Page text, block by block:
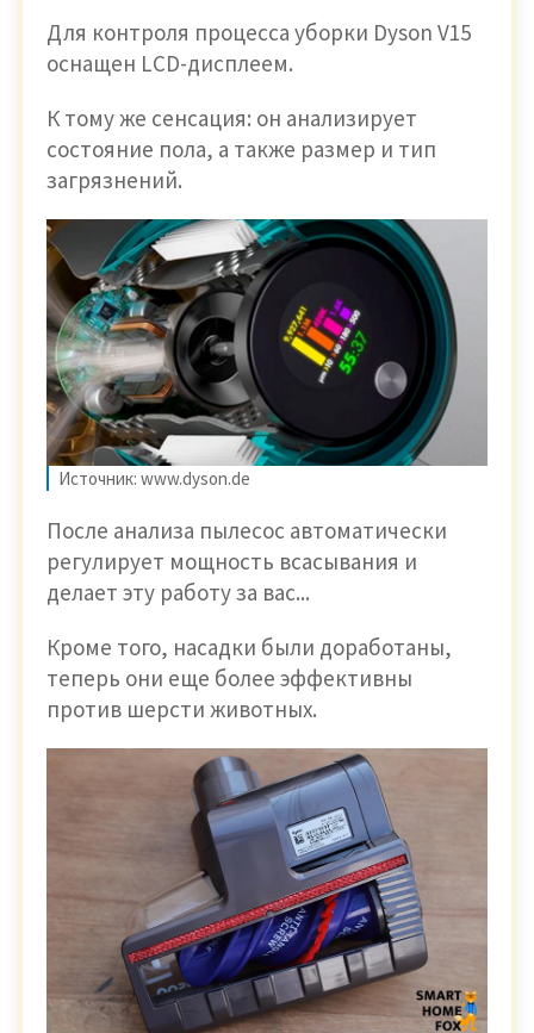
Для контроля процесса уборки Dyson V15
оснащен LCD-дисплеем.
К тому же сенсация: он анализирует
состояние пола, а также размер и тип
загрязнений.
Источник: www.dyson.de
После анализа пылесос автоматически
регулирует мощность всасывания и
делает эту работу за вас...
Кроме того, насадки были доработаны,
теперь они еще более эффективны
против шерсти животных.